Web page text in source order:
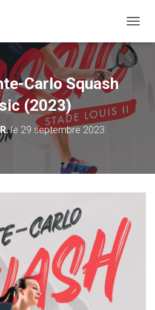
É
P
L
R
L
A
Carlo Squash
(2023)
le 29 septembre 2023